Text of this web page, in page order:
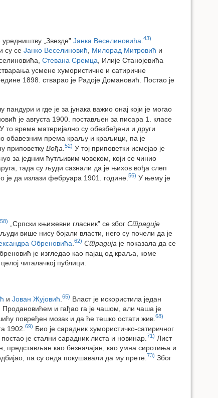
„Звезде” Јанка Веселиновића 43)
су се Јанко Веселиновић Милорад Митровић и
Стевана Сремца , Илије Станојевића
усмене хумористичне и сатиричне
1898. стварао је Радоје Домановић. Постао је
и где је за јунака важио онај који је могао
је августа 1900. постављен за писара 1. класе
У то време материјално су обезбеђени и други
обавезним према краљу и краљици, па је
приповетку Вођа 52) У тој приповетки исмејао је
за једним ћутљивим човеком, који се чинио
тада су људи сазнали да је њихов вођа слеп
је да излази фебруара 1901. године. 56) У њему је
58) „Српски књижевни гласник” се због Страдије
више нису бојали власти, него су почели да је
Обреновића 62) Страдија је показала да се
је изгледао као пајац од краља, коме
читалачкој публици.
и Јован Жујовић 65) Власт је искористила један
и гађао га је чашом, али чаша је
повређен мозак и да ће тешко остати жив. 68)
1902. 69) Био је сарадник хумористичко-сатиричног
је стални сарадник листа и новинар. 71) Лист
представљан као безначајан, као умна сиротиња и
па су онда покушавали да му прете. 73) Због